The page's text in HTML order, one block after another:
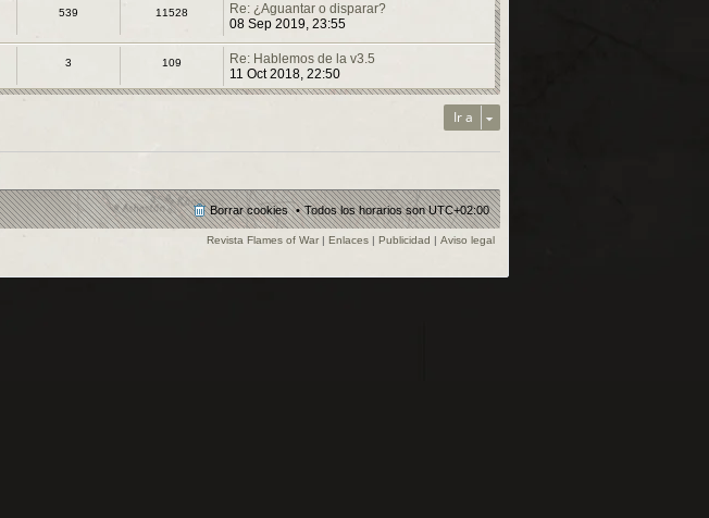
539 11528
Re: ¿Aguantar o disparar?
08 Sep 2019, 23:55
3 109
Re: Hablemos de la v3.5
11 Oct 2018, 22:50
Ir a
Todos los horarios sonUTC+02:00
Borrar cookies
Revista Flames of War | Enlaces | Publicidad | Aviso legal